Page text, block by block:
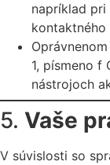
napríklad
kontaktného
1, písmeno f
nástrojoch
5. Vaše
V súvislosti so